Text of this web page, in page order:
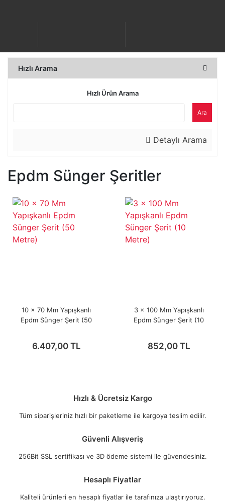
Hızlı Arama
Hızlı Ürün Arama
Ara
Detaylı Arama
Epdm Sünger Şeritler
10 x 70 Mm Yapışkanlı
Epdm Sünger Şerit (50
6.407,00 TL
3 x 100 Mm Yapışkanlı
Epdm Sünger Şerit (10
852,00 TL
Hızlı & Ücretsiz Kargo
Tüm siparişleriniz hızlı bir paketleme ile kargoya teslim edilir.
Güvenli Alışveriş
256Bit SSL sertifikası ve 3D ödeme sistemi ile güvendesiniz.
Hesaplı Fiyatlar
Kaliteli ürünleri en hesaplı fiyatlar ile tarafınıza ulaştırıyoruz.